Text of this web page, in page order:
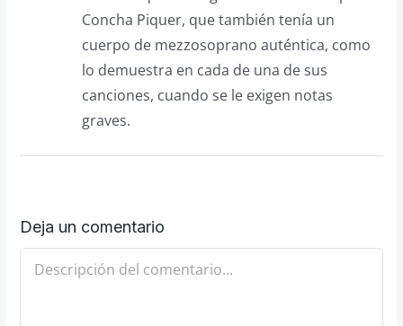
Concha Piquer, que también tenía un
cuerpo de mezzosoprano auténtica, como
lo demuestra en cada de una de sus
canciones, cuando se le exigen notas
graves.
Deja un comentario
Comentario